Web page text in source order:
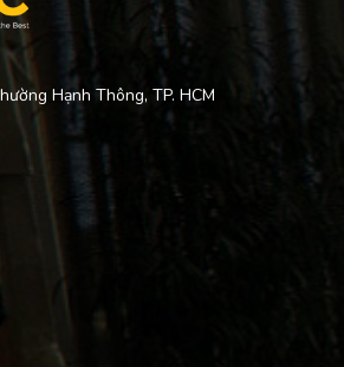
Hạnh Thông, TP. HCM